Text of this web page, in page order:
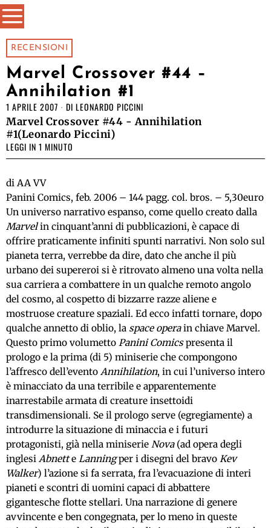
RECENSIONI
Marvel Crossover #44 –
Annihilation #1
1 APRILE 2007 DI LEONARDO PICCINI
Marvel Crossover #44 - Annihilation
#1(Leonardo Piccini)
LEGGI IN 1 MINUTO
di AA VV
Panini Comics, feb. 2006 – 144 pagg. col. bros. – 5,30euro
Un universo narrativo espanso, come quello creato dalla
Marvelin cinquant’anni di pubblicazioni, è capace di
offrire praticamente infiniti spunti narrativi. Non solo sul
pianeta terra, verrebbe da dire, dato che anche il più
urbano dei supereroi si è ritrovato almeno una volta nella
sua carriera a combattere in un qualche remoto angolo
del cosmo, al cospetto di bizzarre razze aliene e
mostruose creature spaziali. Ed ecco infatti tornare, dopo
qualche annetto di oblio, la space operain chiave Marvel.
Questo primo volumetto Panini Comicspresenta il
prologo e la prima (di 5) miniserie che compongono
l’affresco dell’evento Annihilation, in cui l’universo intero
è minacciato da una terribile e apparentemente
inarrestabile armata di creature insettoidi
transdimensionali. Se il prologo serve (egregiamente) a
introdurre la situazione di minaccia e i futuri
protagonisti, già nella miniserie Nova(ad opera degli
inglesi Abnette Lanningper i disegni del bravo Kev
Walker) l’azione si fa serrata, fra l’evacuazione di interi
pianeti e scontri di uomini capaci di abbattere
gigantesche flotte stellari. Una narrazione di genere
avvincente e ben congegnata, per lo meno in queste